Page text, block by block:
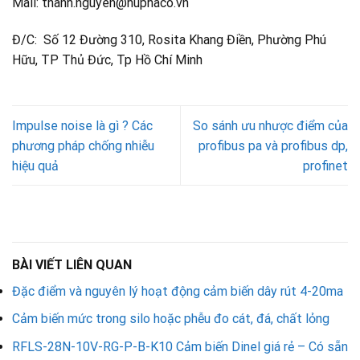
Đ/C: Số 12 Đường 310, Rosita Khang Điền, Phường Phú
Hữu, TP Thủ Đức, Tp Hồ Chí Minh
Impulse noise là gì ? Các
phương pháp chống nhiễu
hiệu quả
So sánh ưu nhược điểm của
profibus pa và profibus dp,
profinet
BÀI VIẾT LIÊN QUAN
Đặc điểm và nguyên lý hoạt động cảm biến dây rút 4-20ma
Cảm biến mức trong silo hoặc phễu đo cát, đá, chất lỏng
RFLS-28N-10V-RG-P-B-K10 Cảm biến Dinel giá rẻ – Có sẵn